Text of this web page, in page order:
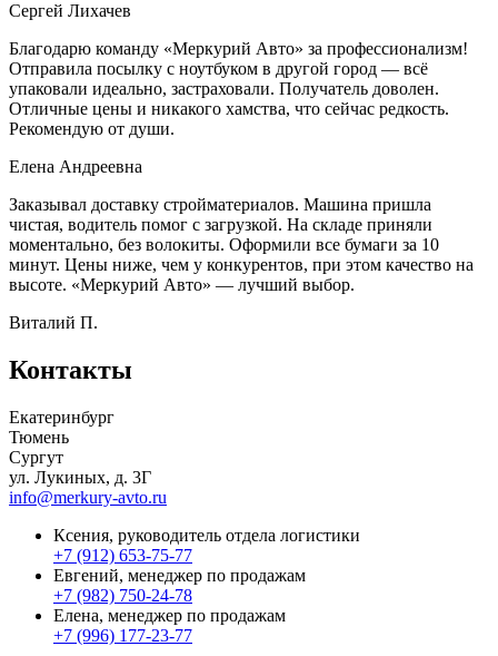
Сергей Лихачев
Благодарю команду «Меркурий Авто» за профессионализм!
Отправила посылку с ноутбуком в другой город — всё
упаковали идеально, застраховали. Получатель доволен.
Отличные цены и никакого хамства, что сейчас редкость.
Рекомендую от души.
Елена Андреевна
Заказывал доставку стройматериалов. Машина пришла
чистая, водитель помог с загрузкой. На складе приняли
моментально, без волокиты. Оформили все бумаги за 10
минут. Цены ниже, чем у конкурентов, при этом качество на
высоте. «Меркурий Авто» — лучший выбор.
Виталий П.
Контакты
Екатеринбург
Тюмень
Сургут
ул. Лукиных, д. 3Г
info@merkury-avto.ru
Ксения, руководитель отдела логистики
+7 (912) 653-75-77
Евгений, менеджер по продажам
+7 (982) 750-24-78
Елена, менеджер по продажам
+7 (996) 177-23-77